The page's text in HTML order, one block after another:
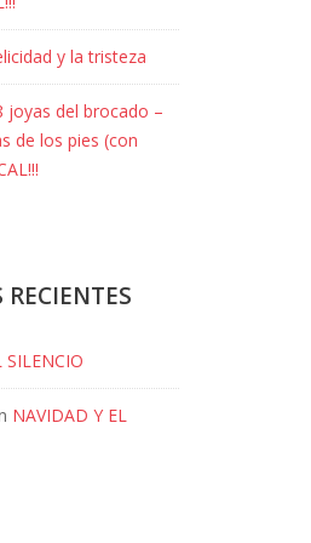
y la tristeza
joyas del brocado –
de los pies (con
SILENCIO
NAVIDAD Y EL